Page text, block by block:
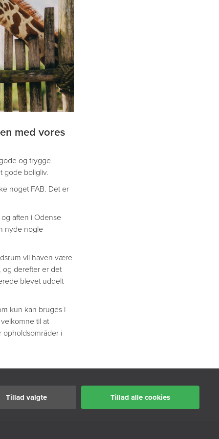
Tillad valgte Tillad alle cookies
med vores
og trygge
gode boligliv.
noget FAB. Det er
aften i Odense
nyde nogle
vil haven være
og derefter er det
blevet uddelt
kun kan bruges i
til at
i